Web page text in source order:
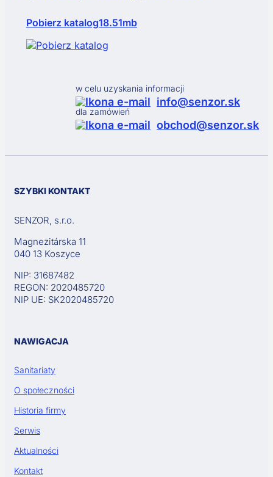
Pobierz katalog18.51mb
w celu uzyskania informacji
info@senzor.sk
dla zamówień
obchod@senzor.sk
SZYBKI KONTAKT
SENZOR, s.r.o.
Magnezitárska 11
040 13 Koszyce
NIP: 31687482
REGON: 2020485720
NIP UE: SK2020485720
NAWIGACJA
Sanitariaty
O społeczności
Historia firmy
Serwis
Aktualności
Kontakt